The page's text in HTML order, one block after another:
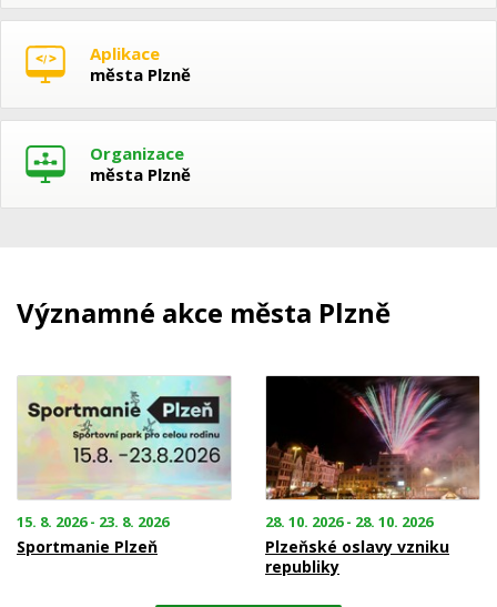
Aplikace
města Plzně
Organizace
města Plzně
Významné akce města Plzně
15. 8. 2026 - 23. 8. 2026
Sportmanie Plzeň
28. 10. 2026 - 28. 10. 2026
Plzeňské oslavy vzniku
republiky